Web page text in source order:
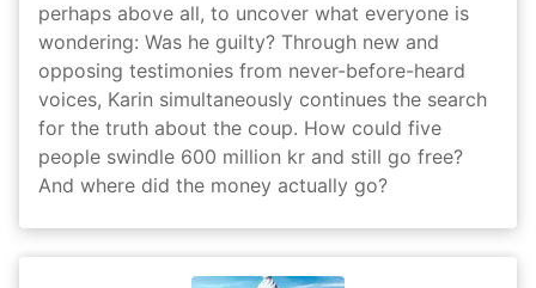
perhaps above all, to uncover what everyone is
wondering: Was he guilty? Through new and
opposing testimonies from never-before-heard
voices, Karin simultaneously continues the search
for the truth about the coup. How could five
people swindle 600 million kr and still go free?
And where did the money actually go?